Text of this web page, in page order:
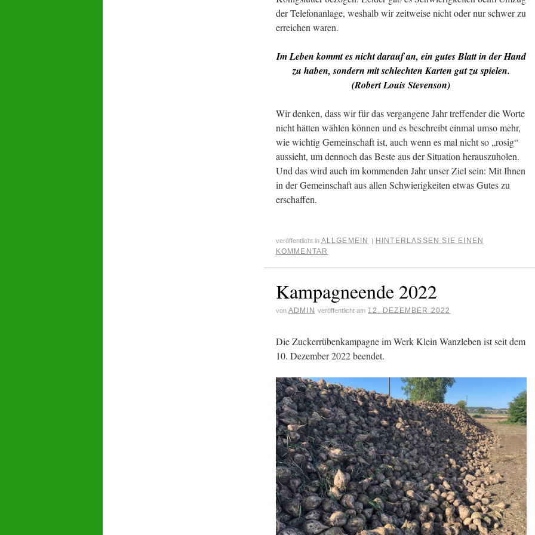
der Telefonanlage, weshalb wir zeitweise nicht oder nur schwer zu
erreichen waren.
Im Leben kommt es nicht darauf an, ein gutes Blatt in der Hand
zu haben, sondern mit schlechten Karten gut zu spielen.
(Robert Louis Stevenson)
Wir denken, dass wir für das vergangene Jahr treffender die Worte
nicht hätten wählen können und es beschreibt einmal umso mehr,
wie wichtig Gemeinschaft ist, auch wenn es mal nicht so „rosig“
aussieht, um dennoch das Beste aus der Situation herauszuholen.
Und das wird auch im kommenden Jahr unser Ziel sein: Mit Ihnen
in der Gemeinschaft aus allen Schwierigkeiten etwas Gutes zu
erschaffen.
veröffentlicht in ALLGEMEIN | HINTERLASSEN SIE EINEN
KOMMENTAR
Kampagneende 2022
von ADMIN veröffentlicht am 12. DEZEMBER 2022
Die Zuckerrübenkampagne im Werk Klein Wanzleben ist seit dem
10. Dezember 2022 beendet.